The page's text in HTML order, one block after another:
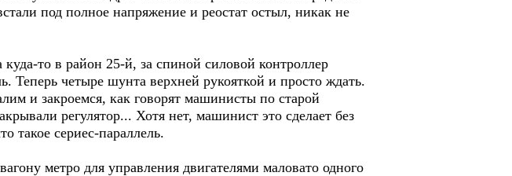
под полное напряжение и реостат остыл, никак не
то в район 25-й, за спиной силовой контроллер
Теперь четыре шунта верхней рукояткой и просто ждать.
и закроемся, как говорят машинисты по старой
регулятор... Хотя нет, машинист это сделает без
такое сериес-параллель.
метро для управления двигателями маловато одного